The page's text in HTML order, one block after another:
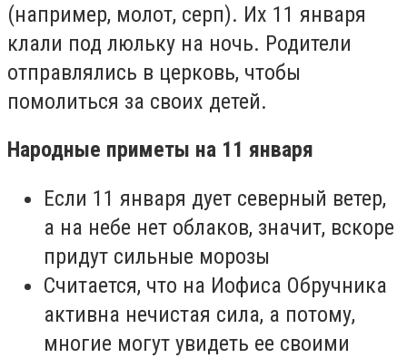
(например, молот, серп). Их 11 января
клали под люльку на ночь. Родители
отправлялись в церковь, чтобы
помолиться за своих детей.
Народные приметы на 11 января
Если 11 января дует северный ветер,
а на небе нет облаков, значит, вскоре
придут сильные морозы
Считается, что на Иофиса Обручника
активна нечистая сила, а потому,
многие могут увидеть ее своими